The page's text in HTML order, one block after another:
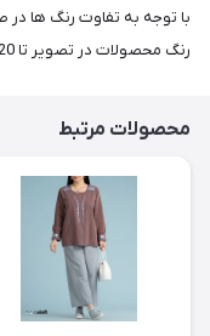
با توجه به تفاوت رنگ ها
رنگ محصولات در تصویر تا 20 درصد با واقعیت متفاوت باشد.
محصولات مرتبط